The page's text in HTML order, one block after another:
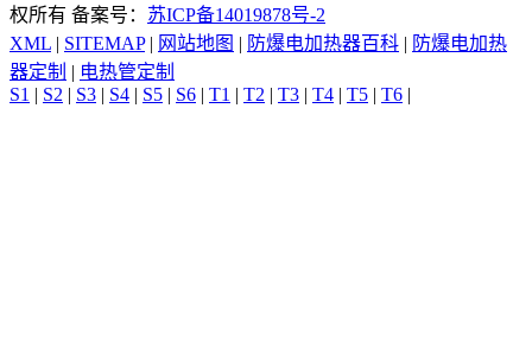
权所有 备案号： 苏ICP备14019878号-2
XML | SITEMAP| 网站地图 | 防爆电加热器百科 | 防爆电加热
器定制 | 电热管定制
S1 | S2 | S3 | S4 | S5 | S6 | T1 | T2 | T3 | T4 | T5 | T6 |